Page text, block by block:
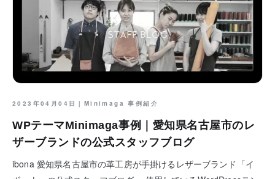
2023年04月04日｜ Minimaga 事例紹介
WPテーマMinimaga事例｜愛知県名古屋市のレ
ザーブランドの公式スタッフブログ
ibona 愛知県名古屋市の革工房が手掛けるレザーブランド「イ